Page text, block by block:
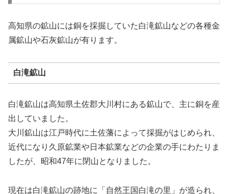
高知県の鉱山には銅を採掘していた白滝鉱山などの各種金
属鉱山や石灰鉱山が有ります。
白滝鉱山
白滝鉱山は高知県土佐郡大川村にある鉱山で、主に銅を産
出していました。
大川鉱山は江戸時代に土佐藩によって採掘がはじめられ、
近代になり久原鉱業や日本鉱業などの企業の手にわたりま
したが、昭和47年に閉山となりました。
現在は白滝鉱山の跡地に「自然王国白滝の里」が造られ、